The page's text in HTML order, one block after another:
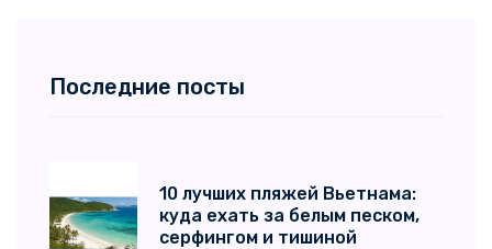
Последние посты
10 лучших пляжей Вьетнама:
куда ехать за белым песком,
серфингом и тишиной